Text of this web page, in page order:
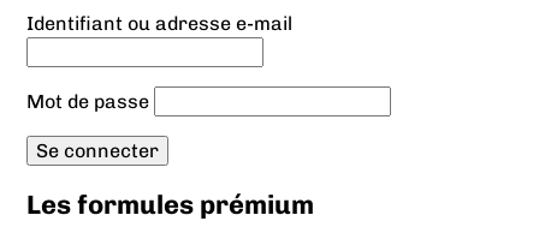
Identifiant ou adresse e-mail
Mot de passe
Les formules prémium